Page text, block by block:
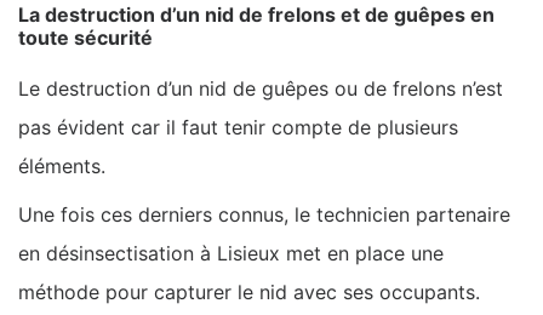
La destruction d’un nid de frelons et de guêpes en
toute sécurité
Le destruction d’un nid de guêpes ou de frelons n’est
pas évident car il faut tenir compte de plusieurs
éléments.
Une fois ces derniers connus, le technicien partenaire
en désinsectisation à Lisieux met en place une
méthode pour capturer le nid avec ses occupants.